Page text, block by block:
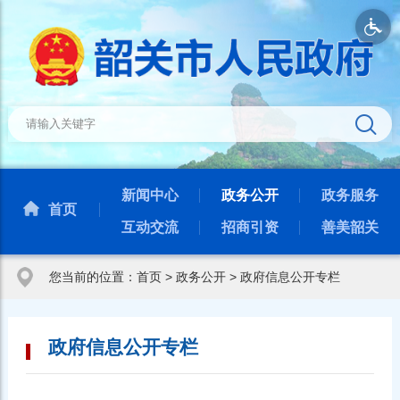
首页
新闻中心 政务公开 政务服务
互动交流 招商引资 善美韶关
您当前的位置： 首页> 政务公开> 政府信息公开专栏
政府信息公开专栏